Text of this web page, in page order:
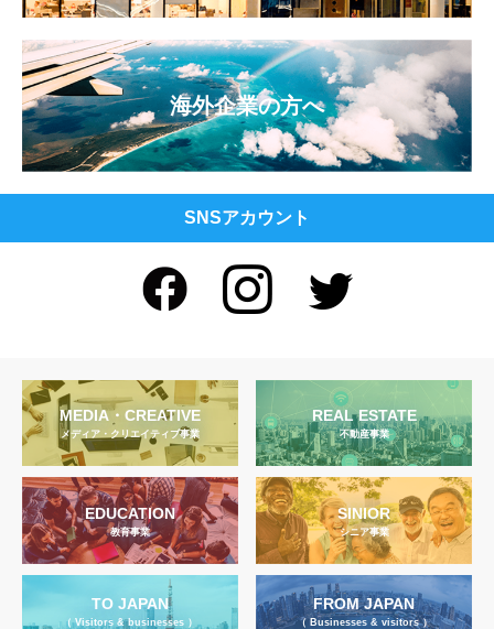
海外企業の方へ
SNSアカウント
MEDIA・CREATIVE
メディア・クリエイティブ事業
REAL ESTATE
不動産事業
EDUCATION
教育事業
SINIOR
シニア事業
TO JAPAN
（ Visitors & businesses ）
FROM JAPAN
（ Businesses & visitors ）